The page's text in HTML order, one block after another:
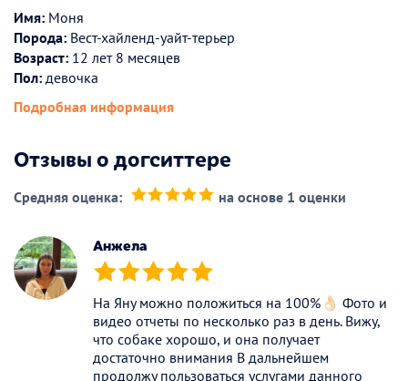
Имя: Моня
Порода: Вест-хайленд-уайт-терьер
Возраст: 12 лет 8 месяцев
Пол: девочка
Подробная информация
Отзывы о догситтере
Средняя оценка: на основе 1 оценки
Анжела
(*) (*) (*) (*) (*)
На Яну можно положиться на 100%👌🏻 Фото и
видео отчеты по несколько раз в день. Вижу,
что собаке хорошо, и она получает
достаточно внимания В дальнейшем
продолжу пользоваться услугами данного